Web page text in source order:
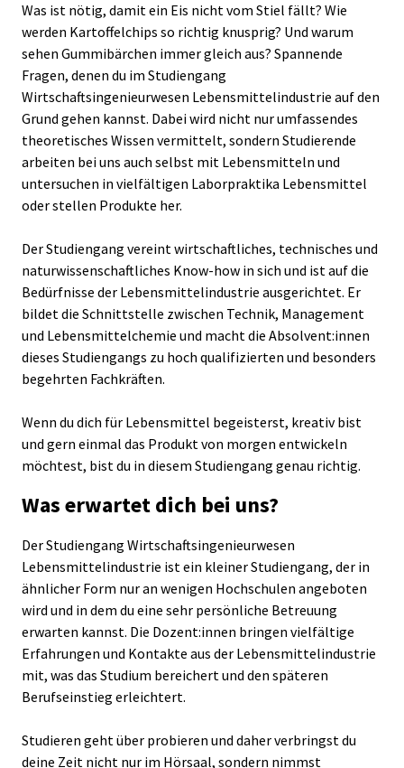
Was ist nötig, damit ein Eis nicht vom Stiel fällt? Wie
werden Kartoffelchips so richtig knusprig? Und warum
sehen Gummibärchen immer gleich aus? Spannende
Fragen, denen du im Studiengang
Wirtschaftsingenieurwesen Lebensmittelindustrie auf den
Grund gehen kannst. Dabei wird nicht nur umfassendes
theoretisches Wissen vermittelt, sondern Studierende
arbeiten bei uns auch selbst mit Lebensmitteln und
untersuchen in vielfältigen Laborpraktika Lebensmittel
oder stellen Produkte her.
Der Studiengang vereint wirtschaftliches, technisches und
naturwissenschaftliches Know-how in sich und ist auf die
Bedürfnisse der Lebensmittelindustrie ausgerichtet. Er
bildet die Schnittstelle zwischen Technik, Management
und Lebensmittelchemie und macht die Absolvent:innen
dieses Studiengangs zu hoch qualifizierten und besonders
begehrten Fachkräften.
Wenn du dich für Lebensmittel begeisterst, kreativ bist
und gern einmal das Produkt von morgen entwickeln
möchtest, bist du in diesem Studiengang genau richtig.
Was erwartet dich bei uns?
Der Studiengang Wirtschaftsingenieurwesen
Lebensmittelindustrie ist ein kleiner Studiengang, der in
ähnlicher Form nur an wenigen Hochschulen angeboten
wird und in dem du eine sehr persönliche Betreuung
erwarten kannst. Die Dozent:innen bringen vielfältige
Erfahrungen und Kontakte aus der Lebensmittelindustrie
mit, was das Studium bereichert und den späteren
Berufseinstieg erleichtert.
Studieren geht über probieren und daher verbringst du
deine Zeit nicht nur im Hörsaal, sondern nimmst